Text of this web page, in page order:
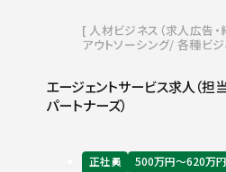
人材ビジネス（求人広告・
アウトソーシング 各種ビジ
エージェントサービス求人（
パートナーズ）
正社員 500万円〜620万円